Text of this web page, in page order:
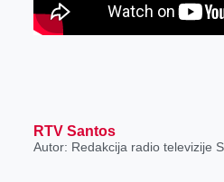
RTV Santos
Autor: Redakcija radio televizije